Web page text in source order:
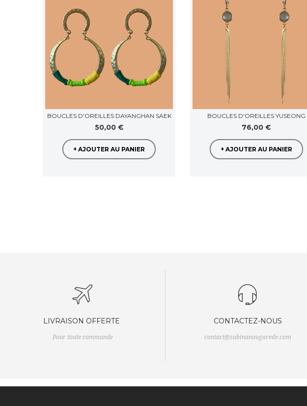
BOUCLES D'OREILLES DAYANGHAN SAEK
50,00 €
+ AJOUTER AU PANIER
BOUCLES D'OREILLES YUSEONG
76,00 €
+ AJOUTER AU PANIER
LIVRAISON OFFERTE
Pour toute commande
CONTACTEZ-NOUS
contact@sabinanougarede.com